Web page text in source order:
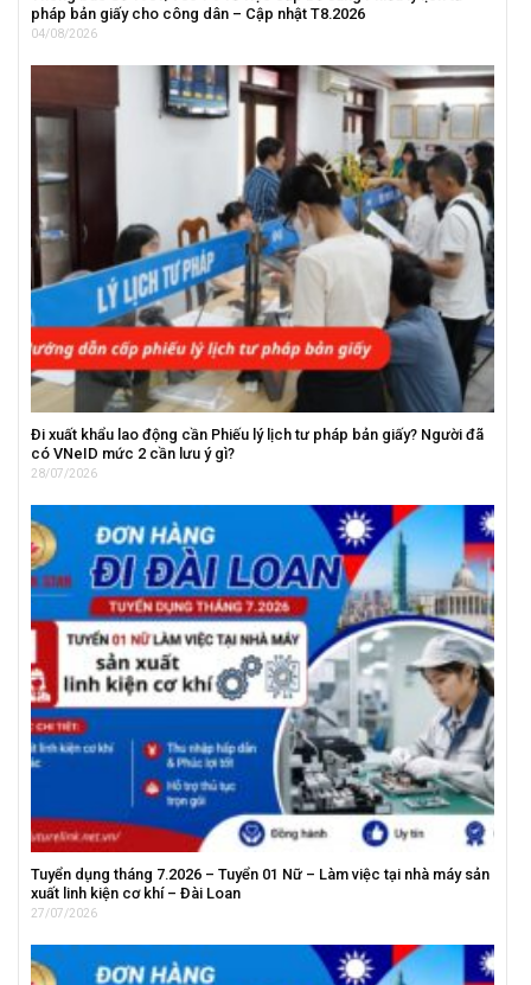
pháp bản giấy cho công dân – Cập nhật T8.2026
04/08/2026
Đi xuất khẩu lao động cần Phiếu lý lịch tư pháp bản giấy? Người đã
có VNeID mức 2 cần lưu ý gì?
28/07/2026
Tuyển dụng tháng 7.2026 – Tuyển 01 Nữ – Làm việc tại nhà máy sản
xuất linh kiện cơ khí – Đài Loan
27/07/2026